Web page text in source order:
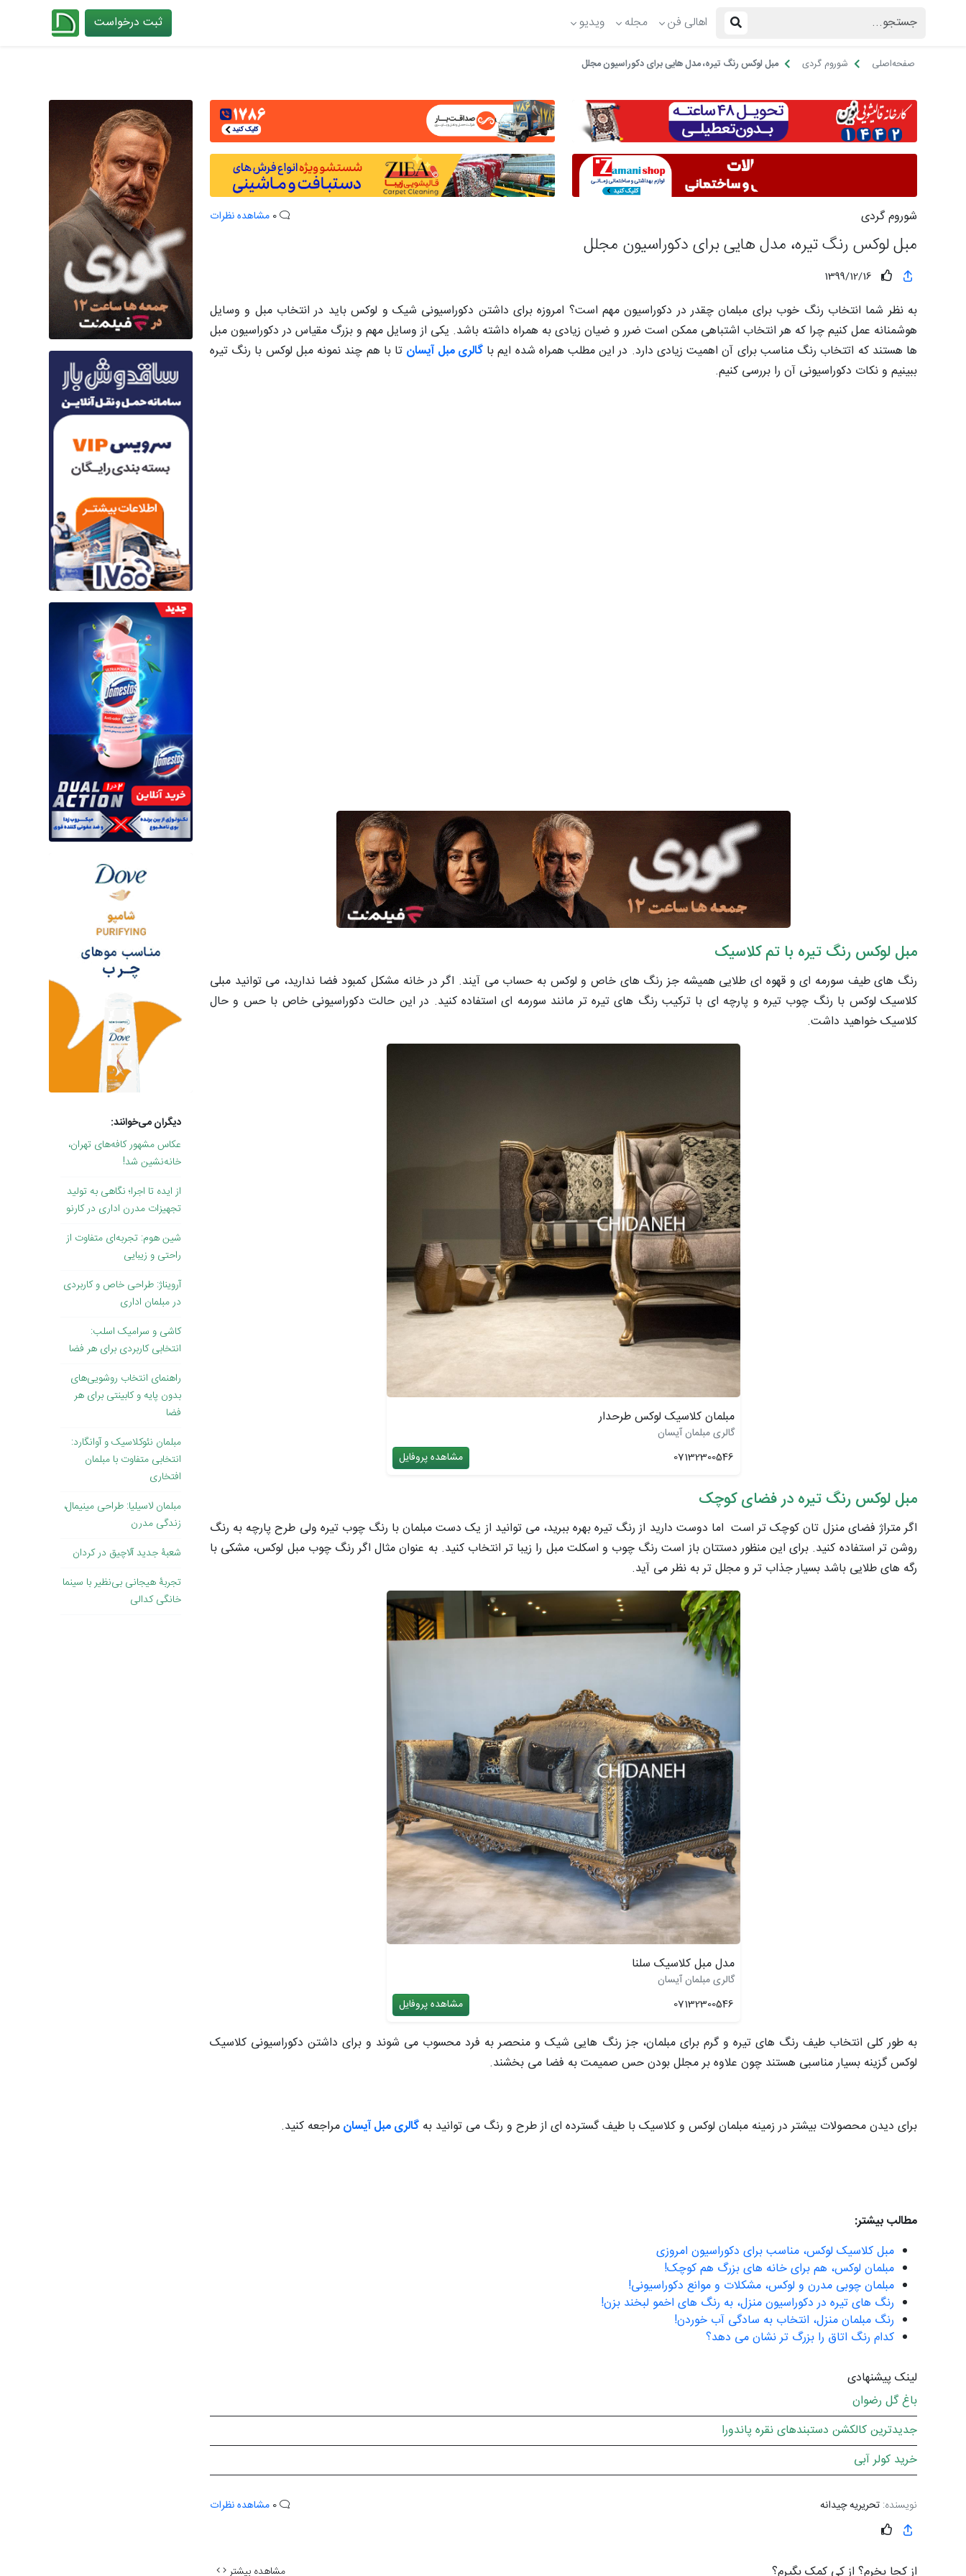
اهالی فن مجله ویدیو ثبت درخواست
صفحه‌اصلی شوروم گردی مبل لوکس رنگ تیره، مدل هایی برای دکوراسیون مجلل
شوروم گردی مشاهده نظرات
مبل لوکس رنگ تیره، مدل هایی برای دکوراسیون مجلل
1399/12/16
به نظر شما انتخاب رنگ خوب برای مبلمان چقدر در دکوراسیون مهم است؟ امروزه برای داشتن دکوراسیونی شیک و لوکس باید در انتخاب مبل و وسایل
هوشمنانه عمل کنیم چرا که هر انتخاب اشتباهی ممکن است ضرر و ضیان زیادی به همراه داشته باشد. یکی از وسایل مهم و بزرگ مقیاس در دکوراسیون مبل
ها هستند که اتتخاب رنگ مناسب برای آن اهمیت زیادی دارد. در این مطلب همراه شده ایم باگالری مبل آیسان تا با هم چند نمونه مبل لوکس با رنگ تیره
ببینیم و نکات دکوراسیونی آن را بررسی کنیم.
مبل لوکس رنگ تیره با تم کلاسیک
رنگ های طیف سورمه ای و قهوه ای طلایی همیشه جز رنگ های خاص و لوکس به حساب می آیند. اگر در خانه مشکل کمبود فضا ندارید، می توانید مبلی
کلاسیک لوکس با رنگ چوب تیره و پارچه ای با ترکیب رنگ های تیره تر مانند سورمه ای استفاده کنید. در این حالت دکوراسیونی خاص با حس و حال
کلاسیک خواهید داشت.
مبلمان کلاسیک لوکس طرحدار
گالری مبلمان آیسان
07132300546
مشاهده پروفایل
مبل لوکس رنگ تیره در فضای کوچک
اگر متراژ فضای منزل تان کوچک تر است اما دوست دارید از رنگ تیره بهره ببرید، می توانید از یک دست مبلمان با رنگ چوب تیره ولی طرح پارچه به رنگ
روشن تر استفاده کنید. برای این منظور دستتان باز است رنگ چوب و اسکلت مبل را زیبا تر انتخاب کنید. به عنوان مثال اگر رنگ چوب مبل لوکس، مشکی با
رگه های طلایی باشد بسیار جذاب تر و مجلل تر به نظر می آید.
مدل مبل کلاسیک سلنا
گالری مبلمان آیسان
07132300546
مشاهده پروفایل
به طور کلی انتخاب طیف رنگ های تیره و گرم برای مبلمان، جز رنگ هایی شیک و منحصر به فرد محسوب می شوند و برای داشتن دکوراسیونی کلاسیک
لوکس گزینه بسیار مناسبی هستند چون علاوه بر مجلل بودن حس صمیمت به فضا می بخشند.
برای دیدن محصولات بیشتر در زمینه مبلمان لوکس و کلاسیک با طیف گسترده ای از طرح و رنگ می توانید به گالری مبل آیسانمراجعه کنید.
مطالب بیشتر:
مبل کلاسیک لوکس، مناسب برای دکوراسیون امروزی
مبلمان لوکس، هم برای خانه های بزرگ هم کوچک!
مبلمان چوبی مدرن و لوکس، مشکلات و موانع دکوراسیونی!
رنگ های تیره در دکوراسیون منزل، به رنگ های اخمو لبخند بزن!
رنگ مبلمان منزل، انتخاب به سادگی آب خوردن!
کدام رنگ اتاق را بزرگ تر نشان می دهد؟
لینک پیشنهادی
باغ گل رضوان
جدیدترین کالکشن دستبندهای نقره پاندورا
خرید کولر آبی
نویسنده: تحریریه چیدانه مشاهده نظرات
از کجا بخرم؟ از کی کمک بگیرم؟ مشاهده بیشتر
دیگران می‌خوانند:
عکاس مشهور کافه‌های تهران،
خانه‌نشین شد!
از ایده تا اجرا؛ نگاهی به تولید
تجهیزات مدرن اداری در کارنو
شین هوم: تجربه‌ای متفاوت از
راحتی و زیبایی
آرویناژ: طراحی خاص و کاربردی
در مبلمان اداری
کاشی و سرامیک اسلب:
انتخابی کاربردی برای هر فضا
راهنمای انتخاب روشویی‌های
بدون پایه و کابینتی برای هر
فضا
مبلمان نئوکلاسیک و آوانگارد:
انتخابی متفاوت با مبلمان
افتخاری
مبلمان لاسیلیا: طراحی مینیمال،
زندگی مدرن
شعبۀ جدید آلاچیق در کردان
تجربۀ هیجانی بی‌نظیر با سینما
خانگی کدالی